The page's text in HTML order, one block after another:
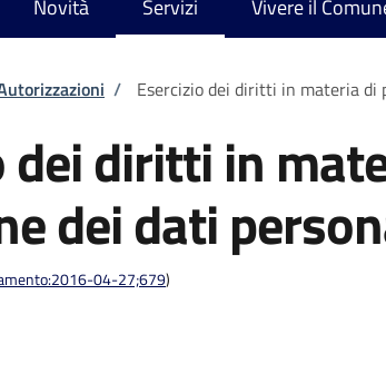
Novità Servizi Vivere il
pane
/ Esercizio dei diritti in materia di
dei diritti in
dei dati
04-27;679)